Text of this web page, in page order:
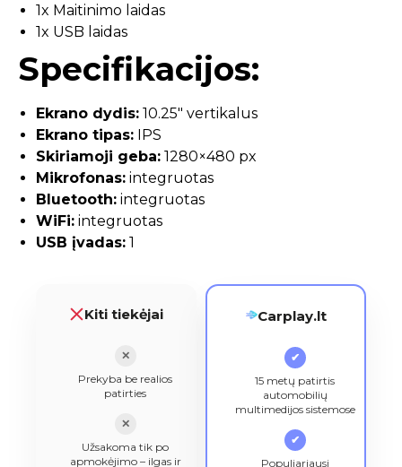
1x Maitinimo laidas
1x USB laidas
Specifikacijos:
Ekrano dydis: 10.25″ vertikalus
Ekrano tipas: IPS
Skiriamoji geba: 1280×480 px
Mikrofonas: integruotas
Bluetooth: integruotas
WiFi: integruotas
USB įvadas: 1
Kiti tiekėjai
✕
Prekyba be realios
patirties
✕
Užsakoma tik po
apmokėjimo – ilgas ir
Carplay.lt
✔
15 metų patirtis
automobilių
multimedijos sistemose
✔
Populiariausi